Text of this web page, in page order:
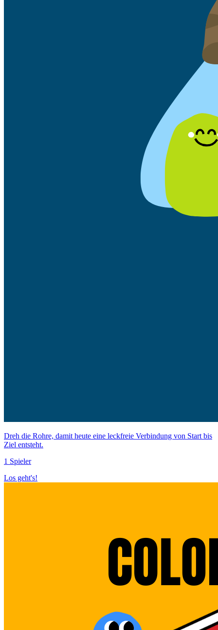
Dreh die Rohre, damit heute eine leckfreie Verbindung von Start bis
Ziel entsteht.
1 Spieler
Los geht's!